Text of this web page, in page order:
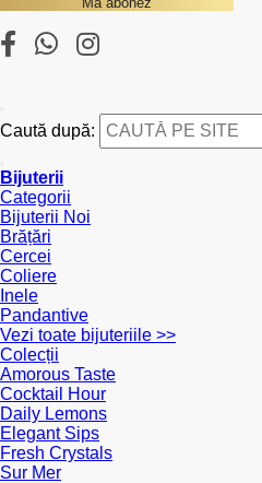
Caută după:
Bijuterii
Categorii
Bijuterii Noi
Brățări
Cercei
Coliere
Inele
Pandantive
Vezi toate bijuteriile >>
Colecții
Amorous Taste
Cocktail Hour
Daily Lemons
Elegant Sips
Fresh Crystals
Sur Mer